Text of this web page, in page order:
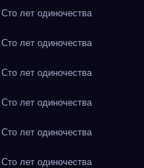
лет одиночества
лет одиночества
лет одиночества
лет одиночества
лет одиночества
лет одиночества